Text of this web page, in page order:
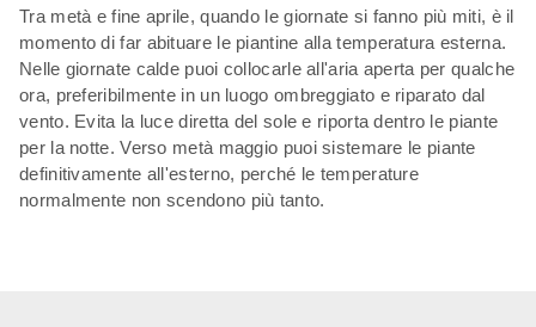
Tra metà e fine aprile, quando le giornate si fanno più miti, è il
momento di far abituare le piantine alla temperatura esterna.
Nelle giornate calde puoi collocarle all'aria aperta per qualche
ora, preferibilmente in un luogo ombreggiato e riparato dal
vento. Evita la luce diretta del sole e riporta dentro le piante
per la notte. Verso metà maggio puoi sistemare le piante
definitivamente all'esterno, perché le temperature
normalmente non scendono più tanto.